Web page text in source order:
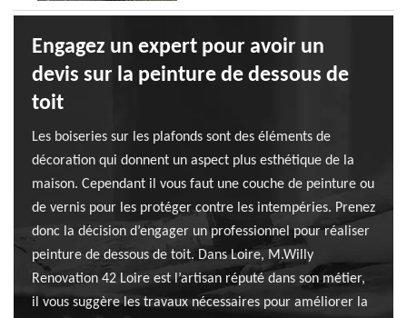
Engagez un expert pour avoir un
devis sur la peinture de dessous de
toit
Les boiseries sur les plafonds sont des éléments de
décoration qui donnent un aspect plus esthétique de la
maison. Cependant il vous faut une couche de peinture ou
de vernis pour les protéger contre les intempéries. Prenez
donc la décision d’engager un professionnel pour réaliser
peinture de dessous de toit. Dans Loire, M.Willy
Renovation 42 Loire est l’artisan réputé dans son métier,
il vous suggère les travaux nécessaires pour améliorer la